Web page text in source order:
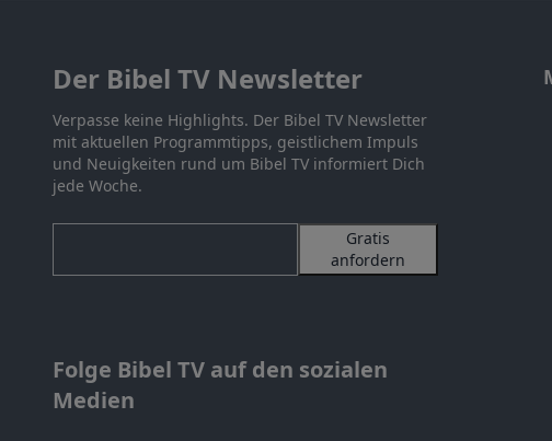
Der Bibel TV Newsletter
Verpasse keine Highlights. Der Bibel TV Newsletter
mit aktuellen Programmtipps, geistlichem Impuls
und Neuigkeiten rund um Bibel TV informiert Dich
jede Woche.
Gratis
anfordern
Folge Bibel TV auf den sozialen
Medien